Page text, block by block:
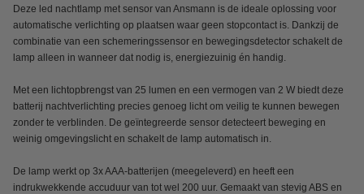
Deze led nachtlamp met sensor van Ansmann is de ideale oplossing voor
automatische verlichting op plaatsen waar geen stopcontact is. Dankzij de
combinatie van een schemeringssensor en bewegingsdetector schakelt de
lamp alleen in wanneer dat nodig is, energiezuinig én handig.
Met een lichtopbrengst van 25 lumen en een vermogen van 2 W biedt deze
batterij nachtverlichting precies genoeg licht om veilig te kunnen bewegen
zonder te verblinden. De geïntegreerde sensor detecteert beweging en
weinig omgevingslicht en schakelt de lamp automatisch in.
De lamp werkt op 3x AAA-batterijen (meegeleverd) en heeft een
indrukwekkende accuduur van tot wel 200 uur. Gemaakt van stevig ABS en